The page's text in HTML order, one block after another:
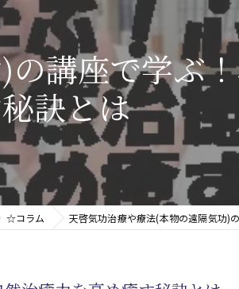
講座で学ぶ
訣とは
☆コラム 天啓気功治療や療法(本物の遠隔気功)